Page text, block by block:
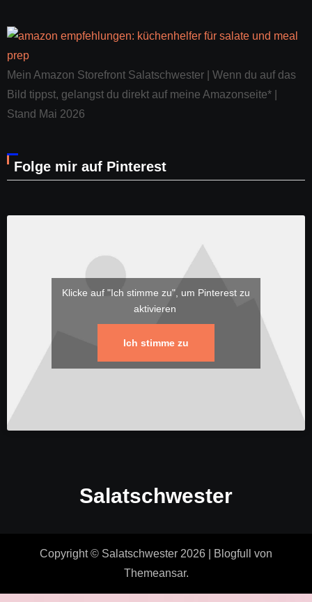
Mein Amazon Storefront Salatschwester | Wenn du auf das
Bild tippst, gelangst du direkt auf meine Amazonseite* |
Stand Mai 2026
Folge mir auf Pinterest
Klicke auf "Ich stimme zu", um Pinterest zu
aktivieren
Ich stimme zu
Salatschwester
Copyright © Salatschwester 2026 Blogfull
von
Themeansar.